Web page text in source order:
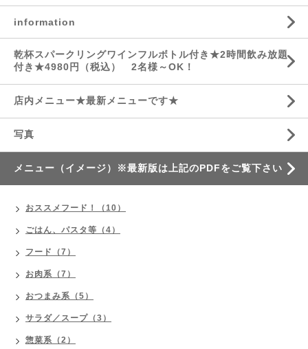
information
乾杯スパークリングワインフルボトル付き★2時間飲み放題
付き★4980円（税込） 2名様～OK！
店内メニュー★最新メニューです★
写真
メニュー（イメージ）※最新版は上記のPDFをご覧下さい
おススメフード！（10）
ごはん、パスタ等（4）
フード（7）
お肉系（7）
おつまみ系（5）
サラダ／スープ（3）
惣菜系（2）